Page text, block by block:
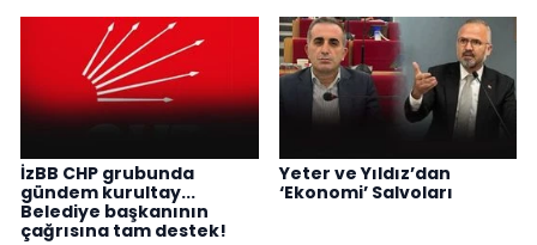
İzBB CHP grubunda
gündem kurultay...
Belediye başkanının
çağrısına tam destek!
Yeter ve Yıldız’dan
‘Ekonomi’ Salvoları